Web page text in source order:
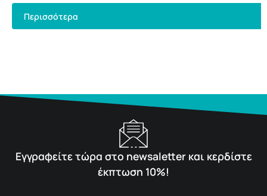
Περισσότερα
Εγγραφείτε τώρα στο newsaletter και κερδίστε
έκπτωση 10%!